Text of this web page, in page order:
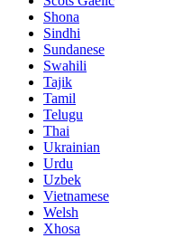
Shona
Sindhi
Sundanese
Swahili
Tajik
Tamil
Telugu
Thai
Ukrainian
Urdu
Uzbek
Vietnamese
Welsh
Xhosa